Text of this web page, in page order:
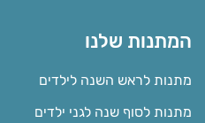
המתנות שלנו
מתנות לראש השנה לילדים
מתנות לסוף שנה לגני ילדים